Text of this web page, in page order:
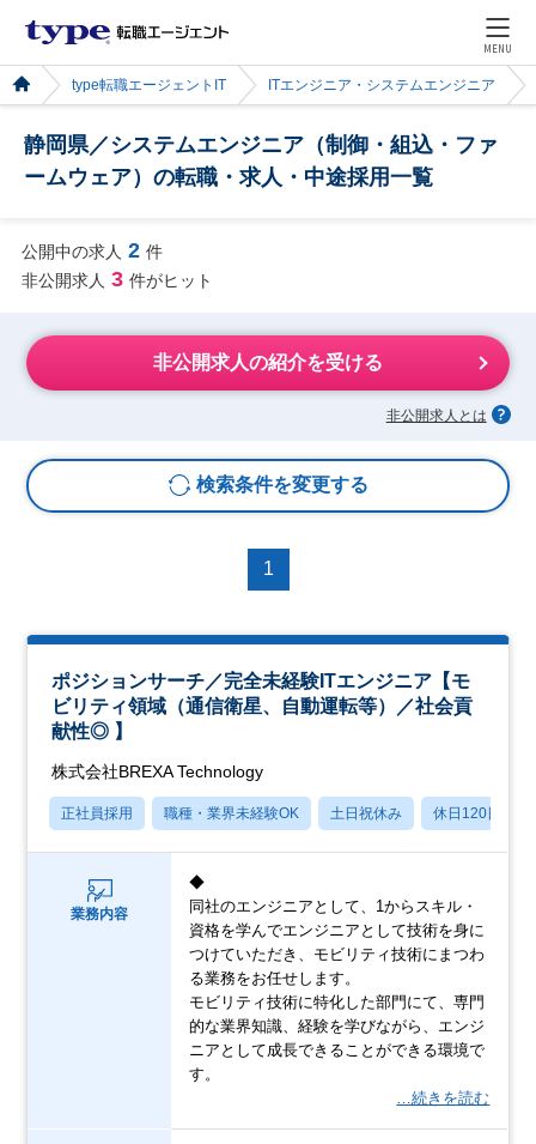
MENU
type転職エージェントIT ITエンジニア・システムエンジニア
静岡県／システムエンジニア（制御・組込・ファ
ームウェア）の転職・求人・中途採用一覧
公開中の求人 2 件
非公開求人 3 件がヒット
非公開求人の紹介を受ける
非公開求人とは
検索条件を変更する
1
ポジションサーチ／完全未経験ITエンジニア【モ
ビリティ領域（通信衛星、自動運転等）／社会貢
献性◎ 】
株式会社BREXA Technology
正社員採用 職種・業界未経験OK 土日祝休み 休日120日以上
業務内容
◆
同社のエンジニアとして、1からスキル・
資格を学んでエンジニアとして技術を身に
つけていただき、モビリティ技術にまつわ
る業務をお任せします。
モビリティ技術に特化した部門にて、専門
的な業界知識、経験を学びながら、エンジ
ニアとして成長できることができる環境で
す。
…続きを読む